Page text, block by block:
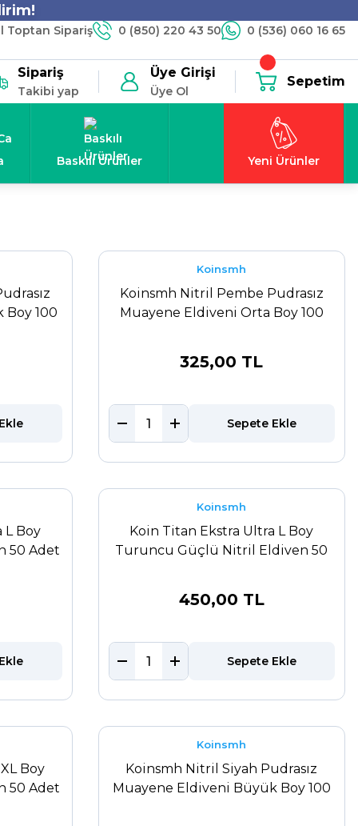
Toptan Sipariş 0 (850) 220 43 50 0 (536) 060 16 65
Sipariş
Takibi yap
Üye Girişi
Üye Ol
Sepetim
Baskılı Ürünler Yeni Ürünler
100
Koinsmh
Koinsmh Nitril Pembe Pudrasız
Muayene Eldiveni Orta Boy 100
325,00 TL
Sepete Ekle
L Boy
50 Adet
Koinsmh
Koin Titan Ekstra Ultra L Boy
Turuncu Güçlü Nitril Eldiven 50
450,00 TL
Sepete Ekle
Boy
50 Adet
Koinsmh
Koinsmh Nitril Siyah Pudrasız
Muayene Eldiveni Büyük Boy 100